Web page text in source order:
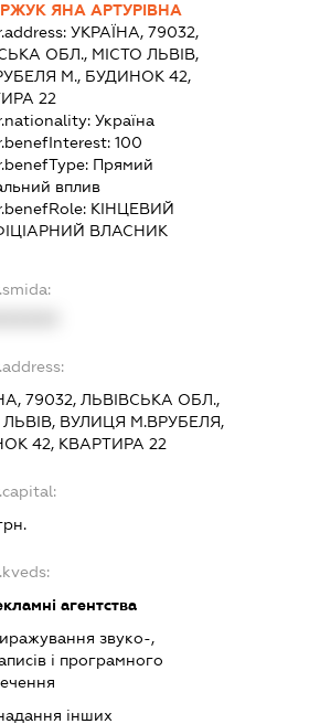
ЯНА АРТУРІВНА
УКРАЇНА, 79032,
ОБЛ., МІСТО ЛЬВІВ,
М., БУДИНОК 42,
22
Україна
100
Прямий
вплив
КІНЦЕВИЙ
ВЛАСНИК
79032, ЛЬВІВСЬКА ОБЛ.,
ЛЬВІВ, ВУЛИЦЯ М.ВРУБЕЛЯ,
42, КВАРТИРА 22
агентства
звуко-,
і програмного
інших